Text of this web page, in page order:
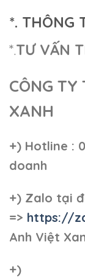
*. THÔNG
*.TƯ VẤN
CÔNG
XANH
+) Hotline :
doanh
+) Zalo tại
=> https://
Anh Việt
+)